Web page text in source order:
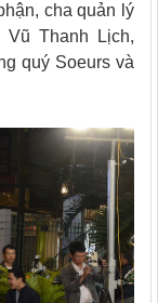
cha quản lý
Thanh Lịch,
quý Soeurs và